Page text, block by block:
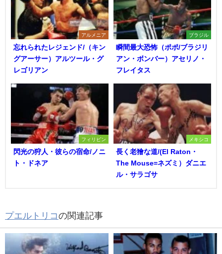
アルメニア
忘れられたレジェンド/（キン
グアーサー）アルツール・グ
レゴリアン
ブラジル
瞬間最大恐怖（ポポ/ブラジリ
アン・ボンバー）アセリノ・
フレイタス
フィリピン
閃光の狩人・彼らの宿命/ノニ
ト・ドネア
メキシコ
長く老獪な道/(El Raton・
The Mouse=ネズミ）ダニエ
ル・サラゴサ
プエルトリコの関連記事